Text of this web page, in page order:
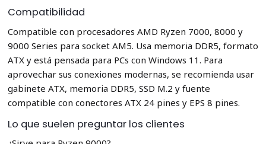
Compatibilidad
Compatible con procesadores AMD Ryzen 7000, 8000 y
9000 Series para socket AM5. Usa memoria DDR5, formato
ATX y está pensada para PCs con Windows 11. Para
aprovechar sus conexiones modernas, se recomienda usar
gabinete ATX, memoria DDR5, SSD M.2 y fuente
compatible con conectores ATX 24 pines y EPS 8 pines.
Lo que suelen preguntar los clientes